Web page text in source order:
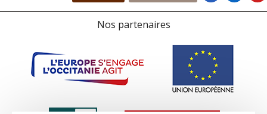
Nos partenaires